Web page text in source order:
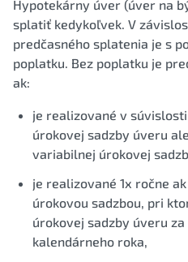
Hypotekárny úver (úver na
splatiť kedykoľvek. V
predčasného splatenia je s
poplatku. Bez poplatku je
ak:
je realizované v
úrokovej sadzby úveru
variabilnej úrokovej
je realizované 1x ročne
úrokovou sadzbou, pri
úrokovej sadzby úveru
kalendárneho roka,